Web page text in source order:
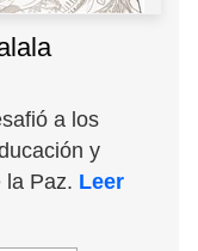
a los
y
la Paz. Leer